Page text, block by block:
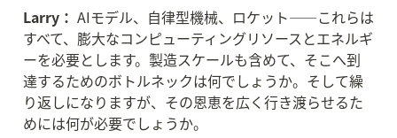
Larry： AIモデル、自律型機械、ロケット——これらは
すべて、膨大なコンピューティングリソースとエネルギ
ーを必要とします。製造スケールも含めて、そこへ到
達するためのボトルネックは何でしょうか。そして繰
り返しになりますが、その恩恵を広く行き渡らせるた
めには何が必要でしょうか。